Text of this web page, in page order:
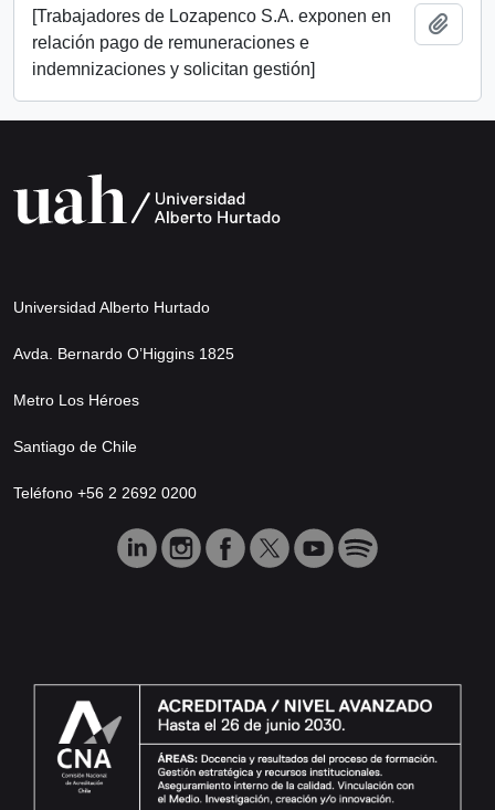
[Trabajadores de Lozapenco S.A. exponen en
relación pago de remuneraciones e
indemnizaciones y solicitan gestión]
Universidad Alberto Hurtado
Avda. Bernardo O’Higgins 1825
Metro Los Héroes
Santiago de Chile
Teléfono +56 2 2692 0200